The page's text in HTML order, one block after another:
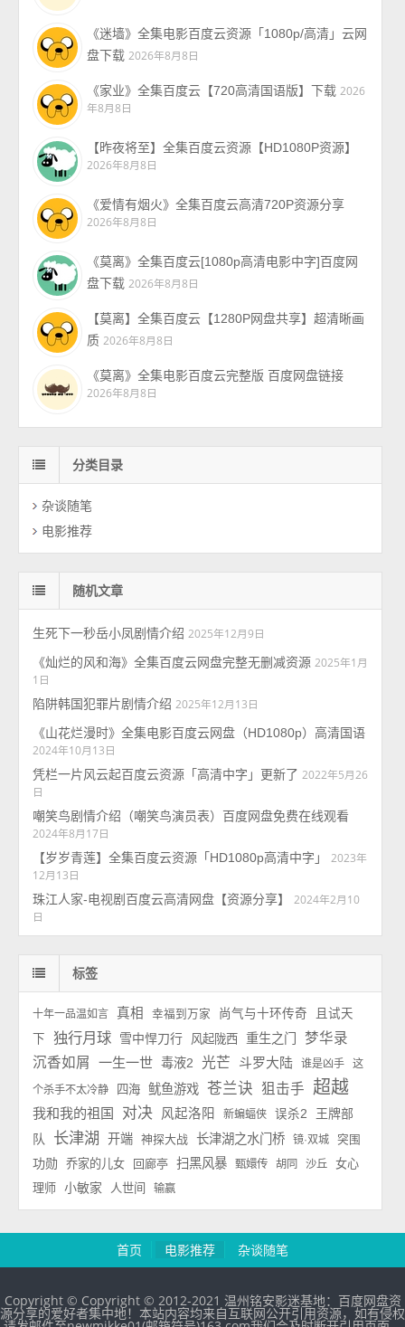
《迷墙》全集电影百度云资源「1080p/高清」云网
盘下载 2026年8月8日
《家业》全集百度云【720高清国语版】下载 2026
年8月8日
【昨夜将至】全集百度云资源【HD1080P资源】
2026年8月8日
《爱情有烟火》全集百度云高清720P资源分享
2026年8月8日
《莫离》全集百度云[1080p高清电影中字]百度网
盘下载 2026年8月8日
【莫离】全集百度云【1280P网盘共享】超清晰画
质 2026年8月8日
《莫离》全集电影百度云完整版 百度网盘链接
2026年8月8日
分类目录
杂谈随笔
电影推荐
随机文章
生死下一秒岳小凤剧情介绍 2025年12月9日
《灿烂的风和海》全集百度云网盘完整无删减资源 2025年1月
1日
陷阱韩国犯罪片剧情介绍 2025年12月13日
《山花烂漫时》全集电影百度云网盘（HD1080p）高清国语
2024年10月13日
凭栏一片风云起百度云资源「高清中字」更新了 2022年5月26
日
嘲笑鸟剧情介绍（嘲笑鸟演员表）百度网盘免费在线观看
2024年8月17日
【岁岁青莲】全集百度云资源「HD1080p高清中字」
2023年
12月13日
珠江人家-电视剧百度云高清网盘【资源分享】
2024年2月10
日
标签
十年一品温如言 真相 幸福到万家 尚气与十环传奇
且试天
下
独行月球 雪中悍刀行 风起陇西 重生之门
梦华录
沉香如屑
一生一世 毒液2 光芒 斗罗大陆 谁是凶手 这
个杀手不太冷静 四海 鱿鱼游戏 苍兰诀 狙击手 超越
我和我的祖国 对决 风起洛阳 新蝙蝠侠 误杀2
王牌部
队
长津湖 开端 神探大战 长津湖之水门桥 镜·双城 突围
功勋 乔家的儿女 回廊亭 扫黑风暴 甄嬛传 胡同 沙丘
女心
理师
小敏家 人世间 输赢
首页 电影推荐 杂谈随笔
Copyright © Copyright © 2012-2021 温州铭安影迷基地：百度网盘资
源分享的爱好者集中地！本站内容均来自互联网公开引用资源，如有侵权